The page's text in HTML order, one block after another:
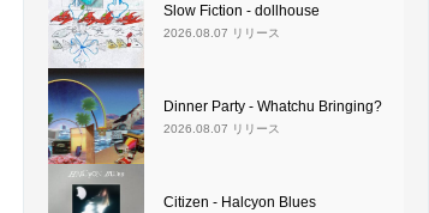
Slow Fiction - dollhouse
2026.08.07 リリース
Dinner Party - Whatchu Bringing?
2026.08.07 リリース
Citizen - Halcyon Blues